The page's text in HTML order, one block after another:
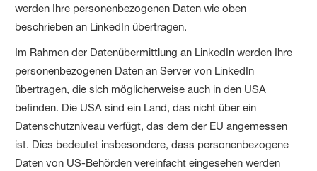
werden Ihre personenbezogenen Daten wie oben
beschrieben an LinkedIn übertragen.
Im Rahmen der Datenübermittlung an LinkedIn werden Ihre
personenbezogenen Daten an Server von LinkedIn
übertragen, die sich möglicherweise auch in den USA
befinden. Die USA sind ein Land, das nicht über ein
Datenschutzniveau verfügt, das dem der EU angemessen
ist. Dies bedeutet insbesondere, dass personenbezogene
Daten von US-Behörden vereinfacht eingesehen werden